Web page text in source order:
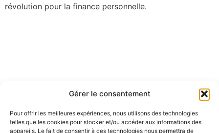
Gérer le consentement
Pour offrir les meilleures expériences, nous utilisons des technologies
telles que les cookies pour stocker et/ou accéder aux informations des
appareils. Le fait de consentir à ces technologies nous permettra de
révolution pour la finance personnelle.